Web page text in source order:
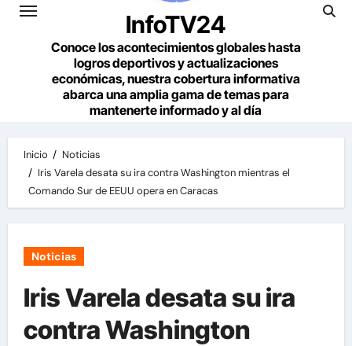
InfoTV24
Conoce los acontecimientos globales hasta
logros deportivos y actualizaciones
económicas, nuestra cobertura informativa
abarca una amplia gama de temas para
mantenerte informado y al día
Inicio
Noticias
Iris Varela desata su ira contra Washington mientras el
Comando Sur de EEUU opera en Caracas
Noticias
Iris Varela desata su ira
contra Washington